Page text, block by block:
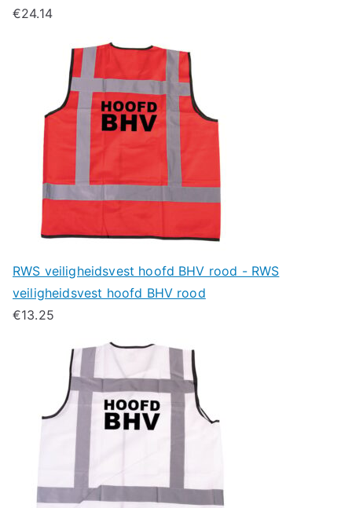
€24.14
RWS veiligheidsvest hoofd BHV rood - RWS
veiligheidsvest hoofd BHV rood
€13.25